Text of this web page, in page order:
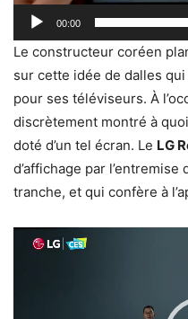
00:00
Le constructeur coréen
sur cette idée de dalles
pour ses téléviseurs. À
discrètement montré à
doté d’un tel écran. Le LG
d’affichage par
tranche, et qui confère à
Lecteur